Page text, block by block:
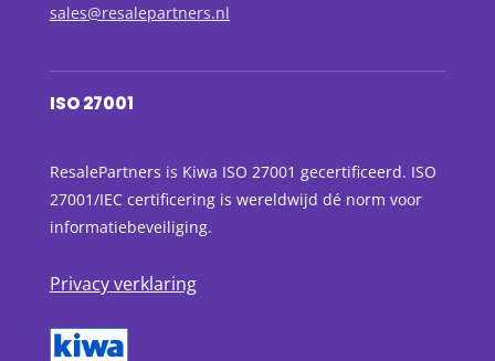
sales@resalepartners.nl
ISO 27001
ResalePartners is Kiwa ISO 27001 gecertificeerd. ISO
27001/IEC certificering is wereldwijd dé norm voor
informatiebeveiliging.
Privacy verklaring